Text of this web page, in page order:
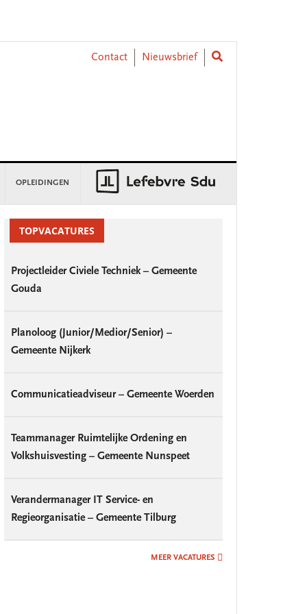
Contact
Nieuwsbrief
OPLEIDINGEN
TOPVACATURES
Projectleider Civiele Techniek – Gemeente
Gouda
Planoloog (Junior/Medior/Senior) –
Gemeente Nijkerk
Communicatieadviseur – Gemeente Woerden
Teammanager Ruimtelijke Ordening en
Volkshuisvesting – Gemeente Nunspeet
Verandermanager IT Service- en
Regieorganisatie – Gemeente Tilburg
MEER VACATURES